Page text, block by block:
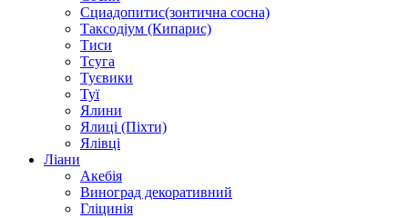
Сциадопитис(зонтична сосна)
Таксодіум (Кипарис)
Тиси
Тсуга
Туєвики
Туї
Ялини
Ялиці (Піхти)
Ялівці
Ліани
Акебія
Виноград декоративний
Гліцинія